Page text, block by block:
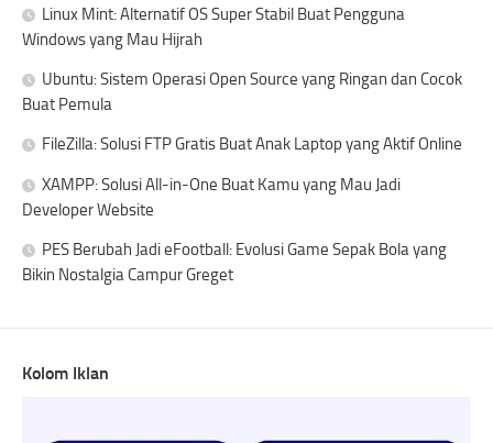
Linux Mint: Alternatif OS Super Stabil Buat Pengguna
Windows yang Mau Hijrah
Ubuntu: Sistem Operasi Open Source yang Ringan dan Cocok
Buat Pemula
FileZilla: Solusi FTP Gratis Buat Anak Laptop yang Aktif Online
XAMPP: Solusi All-in-One Buat Kamu yang Mau Jadi
Developer Website
PES Berubah Jadi eFootball: Evolusi Game Sepak Bola yang
Bikin Nostalgia Campur Greget
Kolom Iklan